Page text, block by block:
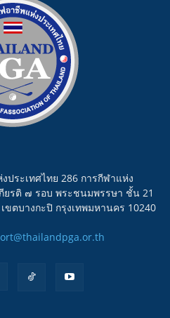
ระเทศไทย 286 การกีฬาแห่ง
ยรติ ๗ รอบ พระชนมพรรษา ชั้น 21
ตบางกะปิ กรุงเทพมหานคร 10240